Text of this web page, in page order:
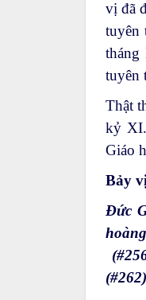
vị đã
tuyên
tuyên
Thật
kỷ XI.
Giáo
Bảy
Đức